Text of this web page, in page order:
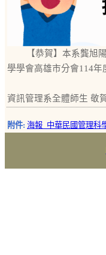
【恭賀】本系龔旭
學學會高雄市分會114年
資訊管理系全體師生 敬
附件: 海報_中華民國管理科